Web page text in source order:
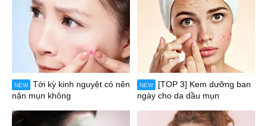
NEW
Tới kỳ kinh nguyệt có nên
nặn mụn không
NEW
[TOP 3] Kem dưỡng ban
ngày cho da dầu mụn